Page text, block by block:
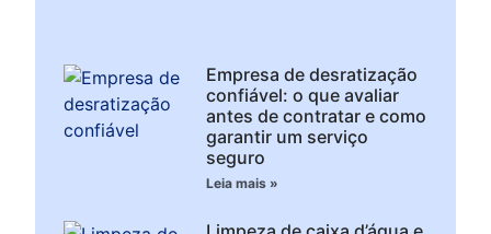
Empresa de desratização
confiável: o que avaliar
antes de contratar e como
garantir um serviço
seguro
Leia mais »